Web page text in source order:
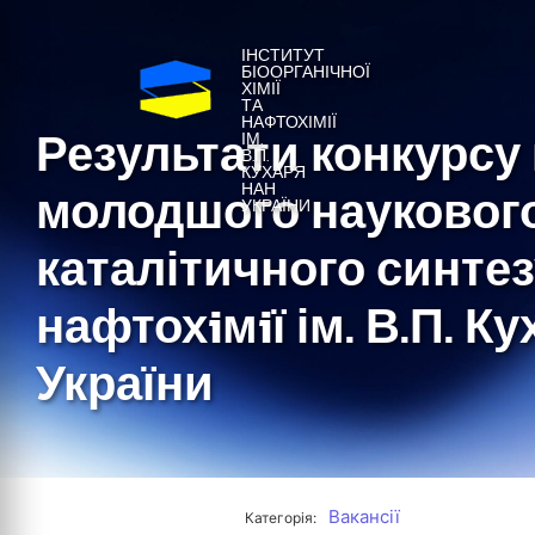
ІНСТИТУТ
БІООРГАНІЧНОЇ
ХІМІЇ
ТА
НАФТОХІМІЇ
ІМ.
В.П.
КУХАРЯ
НАН
УКРАЇНИ
Результати
молодшого
каталітичного
нафтохiмiї ім. В.П.
України
Категорія: Вакансії